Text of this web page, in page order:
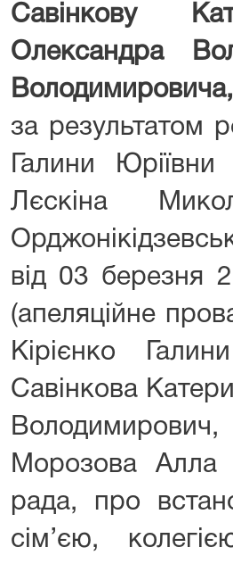
Савінкову
Олександра
за результатом
Галини
Лєскіна
від 03 березня
(апеляційне
Кірієнко
Савінкова
Морозова Алла
рада, про
сім’єю,